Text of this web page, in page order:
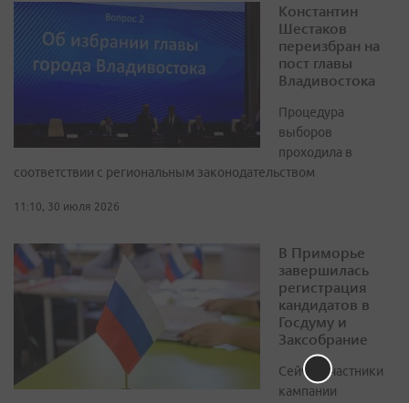
Константин
Шестаков
переизбран на
пост главы
Владивостока
Процедура
выборов
проходила в
соответствии с региональным законодательством
11:10, 30 июля 2026
В Приморье
завершилась
регистрация
кандидатов в
Госдуму и
Заксобрание
Сейчас участники
кампании